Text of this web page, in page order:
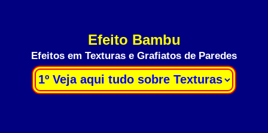
Efeito Bambu
Efeitos em Texturas e Grafiatos de Paredes